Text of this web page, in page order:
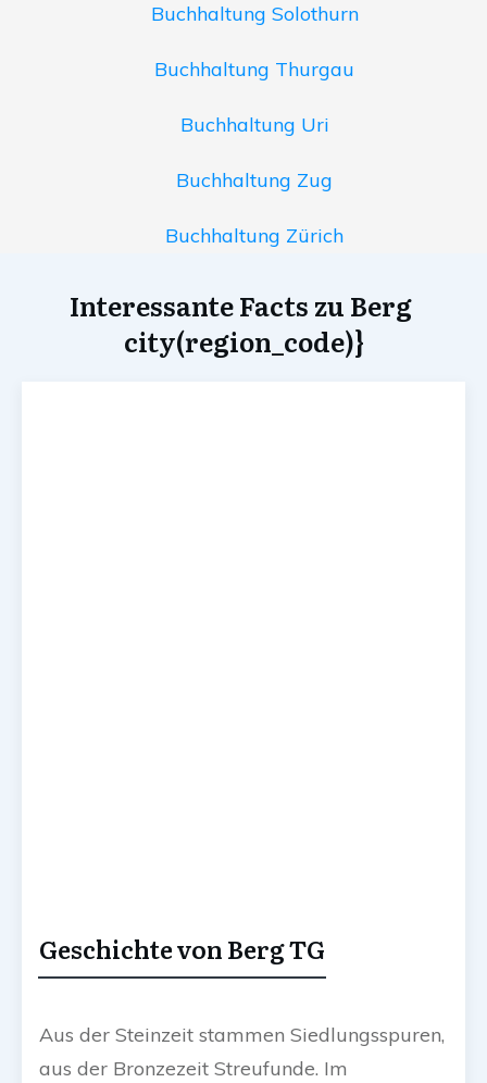
Buchhaltung Solothurn
Buchhaltung Thurgau
Buchhaltung Uri
Buchhaltung Zug
Buchhaltung Zürich
Interessante Facts zu Berg
city(region_code)}
Geschichte von Berg TG
Aus der Steinzeit stammen Siedlungsspuren,
aus der Bronzezeit Streufunde. Im